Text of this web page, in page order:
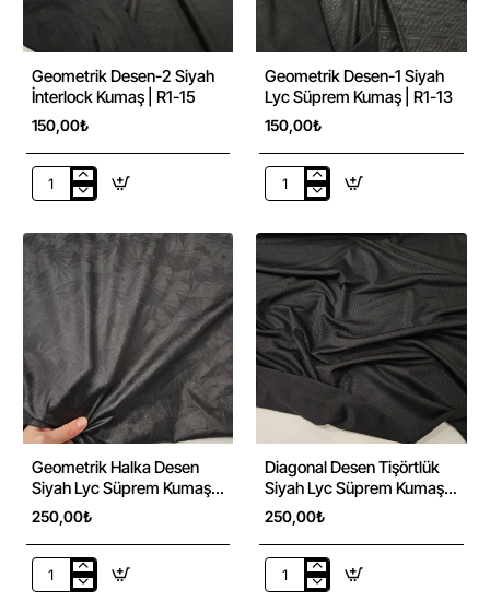
Geometrik Desen-2 Siyah
İnterlock Kumaş | R1-15
150,00₺
Geometrik
2
Siyah
İnterlock
Kumaş
R1-
15
Geometrik Desen-1 Siyah
Lyc Süprem Kumaş | R1-13
150,00₺
Geometrik
1
Lyc
Süprem
Kumaş
|
R1-
Geometrik Halka Desen
Siyah Lyc Süprem Kumaş |
R1-12
250,00₺
Geometrik
Diagonal Desen Tişörtlük
Siyah Lyc Süprem Kumaş |
R1-11
250,00₺
Diagonal